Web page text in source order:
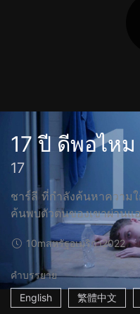
17 ปี ดีพอไหม
17
ชาร์ลี ที่กำลังค้นหาความ
ค้นพบตัวตนของเขาผ่านแ
10mสหรัฐอเมริกา2022
คำบรรยาย
English
繁體中文